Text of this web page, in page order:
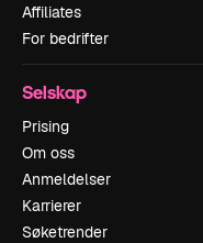
Affiliates
For bedrifter
Selskap
Prising
Om oss
Anmeldelser
Karrierer
Søketrender